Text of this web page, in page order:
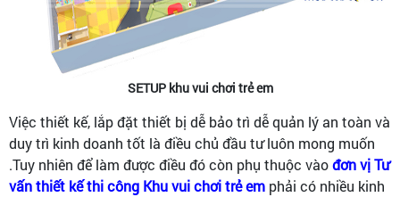
SETUP khu vui chơi trẻ em
Việc thiết kế, lắp đặt thiết bị dễ bảo trì dễ quản lý an toàn và
duy trì kinh doanh tốt là điều chủ đầu tư luôn mong muốn
.Tuy nhiên để làm được điều đó còn phụ thuộc vàođơn vị Tư
vấn thiết kế thi công Khu vui chơi trẻ em phải có nhiều kinh